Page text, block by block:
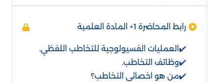
رابط المحاضرة 1+ المادة العلمية
✔️العمليات الفسيولوجية للتخاطب اللفظي.
✔️وظائف التخاطب.
✔️من هو اخصائي التخاطب؟